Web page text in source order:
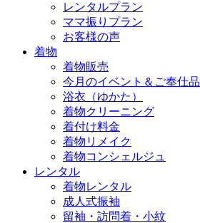
レンタルプラン
ママ振りプラン
お客様の声
着物
着物販売
今月のイベント＆ご奉仕品
浴衣（ゆかた）
着物クリーニング
着付け料金
着物リメイク
着物コンシェルジュ
レンタル
着物レンタル
成人式振袖
留袖・訪問着・小紋